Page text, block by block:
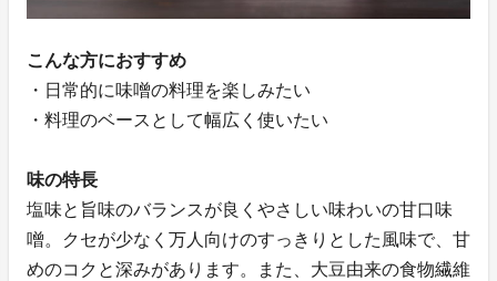
こんな方におすすめ
・日常的に味噌の料理を楽しみたい
・料理のベースとして幅広く使いたい
味の特長
塩味と旨味のバランスが良くやさしい味わいの甘口味
噌。クセが少なく万人向けのすっきりとした風味で、甘
めのコクと深みがあります。また、大豆由来の食物繊維